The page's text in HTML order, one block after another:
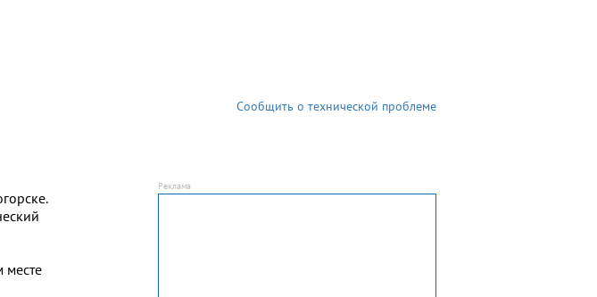
Сообщить о технической проблеме
месте